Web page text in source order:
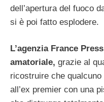
dell’apertura del fuoco
si è poi fatto esplodere.
L’agenzia France
amatoriale, grazie al
ricostruire che
all’ex premier con una